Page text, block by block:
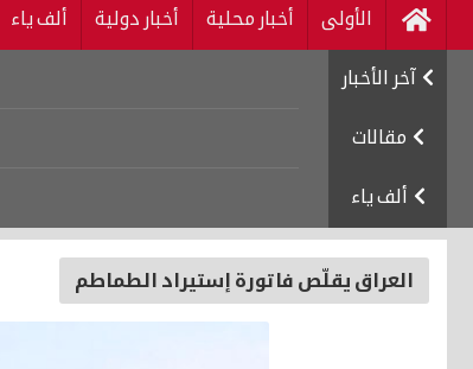
الأولى أخبار محلية أخبار دولية ألف ياء
آخر الأخبار
مقالات
ألف ياء
العراق يقلّص فاتورة إستيراد الطماطم